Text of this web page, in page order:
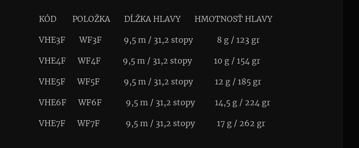
KÓD POLOŽKA DĹŽKA HLAVY HMOTNOSŤ HLAVY
VHE3F WF3F 9,5 m / 31,2 stopy 8 g / 123 gr
VHE4F WF4F 9,5 m / 31,2 stopy 10 g / 154 gr
VHE5F WF5F 9,5 m / 31,2 stopy 12 g / 185 gr
VHE6F WF6F 9,5 m / 31,2 stopy 14,5 g / 224 gr
VHE7F WF7F 9,5 m / 31,2 stopy 17 g / 262 gr